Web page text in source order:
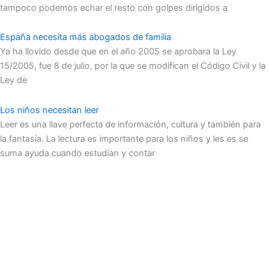
tampoco podemos echar el resto con golpes dirigidos a
España necesita más abogados de familia
Ya ha llovido desde que en el año 2005 se aprobara la Ley
15/2005, fue 8 de julio, por la que se modifican el Código Civil y la
Ley de
Los niños necesitan leer
Leer es una llave perfecta de información, cultura y también para
la fantasía. La lectura es importante para los niños y les es se
suma ayuda cuando estudian y contar